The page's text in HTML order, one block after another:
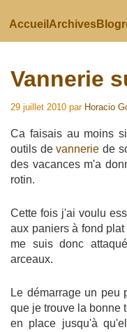
Accueil Archives
Vannerie
29 juillet 2010 par Horacio
Ca faisais au moins
outils devannerie de
des vacances m'a
rotin.
Cette fois j'ai voulu
aux paniers à fond
me suis donc
arceaux.
Le démarrage un peu
que je trouve la bonne
en place jusqu'à